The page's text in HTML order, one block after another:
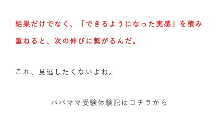
結果だけでなく、「できるようになった実感」を積み
重ねると、次の伸びに繋がるんだ。
これ、見逃したくないよね。
パパママ受験体験記はコチラから